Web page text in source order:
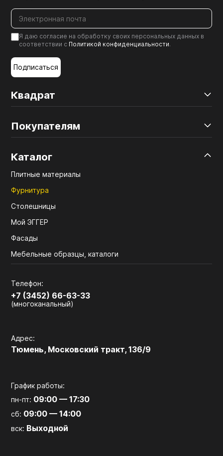
Квадрат
Покупателям
Каталог
Плитные материалы
Фурнитура
Столешницы
Мой ЭГГЕР
Фасады
Мебельные образцы, каталоги
Телефон:
+7 (3452) 66-63-33
(многоканальный)
Адрес:
Тюмень, Московский тракт, 136/9
График работы:
пн-пт: 09:00 — 17:30
сб: 09:00 — 14:00
вск: Выходной
Я даю согласие на обработку своих персональных данных в
соответствии с Политикой конфиденциальности.
Подписаться